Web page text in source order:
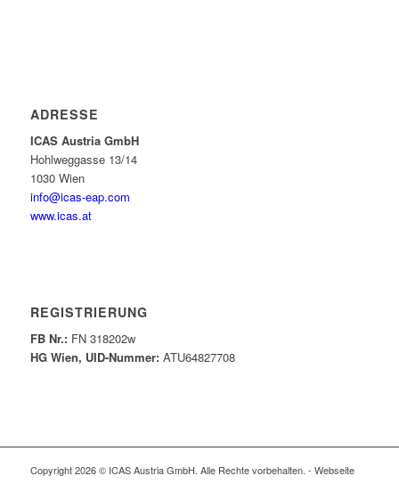
ADRESSE
ICAS Austria GmbH
Hohlweggasse 13/14
1030 Wien
info@icas-eap.com
www.icas.at
REGISTRIERUNG
FB Nr.:FN 318202w
HG Wien, UID-Nummer:ATU64827708
Copyright 2026 © ICAS Austria GmbH. Alle Rechte vorbehalten. - Webseite